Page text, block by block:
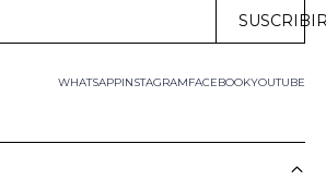
WHATSAPP FACEBOOKYOUTUBE
INSTAGRAM